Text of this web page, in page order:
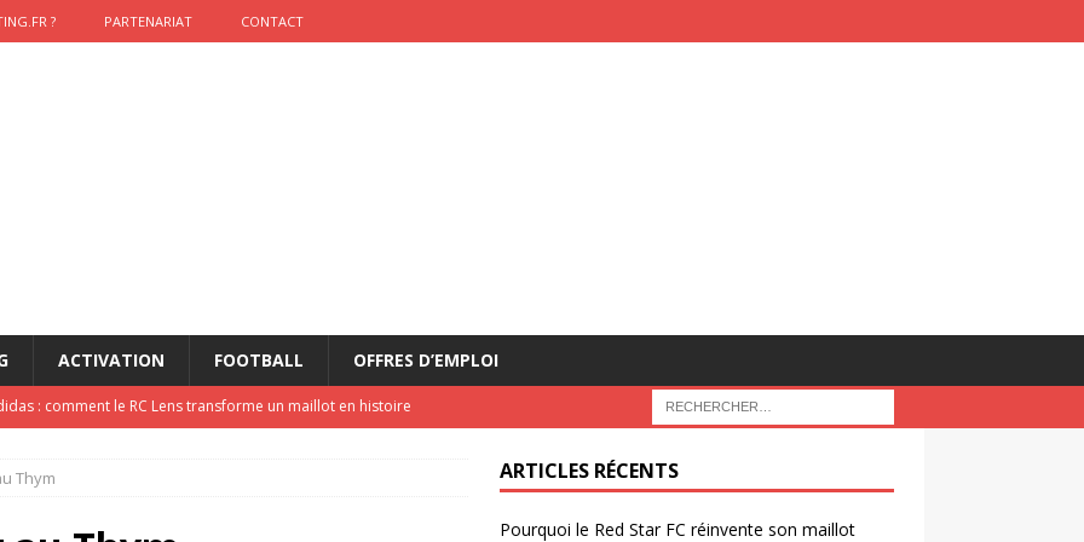
? PARTENARIAT CONTACT
ACTIVATION FOOTBALL OFFRES D’EMPLOI
: comment le RC Lens transforme un maillot en histoire
de Zinedine Zidane par adidas est de retour à
Thym ARTICLES RÉCENTS
Pourquoi le Red Star FC réinvente son maillot